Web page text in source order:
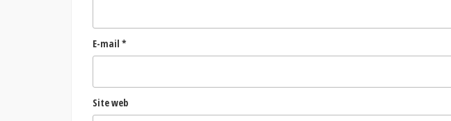
E-mail *
Site web